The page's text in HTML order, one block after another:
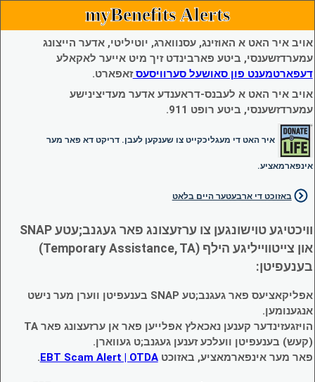
myBenefits Alerts
אויב איר האט א האוזינג, עסנווארג, יוטיליטי, אדער הייצונג
עמערדזשענסי, ביטע פארבינדט זיך מיט אייער לאקאלע
דעפארטמענט פון סאושעל סערוויסעסזאפארט.
אויב איר האט א לעבנס-דראענדע אדער מעדיצינישע
עמערדזשענסי, ביטע רופט 911.
איר האט די מעגליכקייט צו שענקען לעבן. דריקט דא פאר מער
אינפארמאציע.
באזוכט די ארבעטער היים בלאט
וויכטיגע טוישונגען צו ערזעצונג פאר געגנב;עטע SNAP
און צייטווייליגע הילף (Temporary Assistance, TA)
בענעפיטן:
אפליקאציעס פאר געגנב;טע SNAP בענעפיטן ווערן מער נישט
אנגענומען.
הויזגעזינדער קענען נאכאלץ אפּלייען פאר אן ערזעצונג פאר TA
(קעש) בענעפיטן וועלכע זענען געגנב;ט געווארן.
פאר מער אינפארמאציע, באזוכטEBT Scam Alert | OTDA
.